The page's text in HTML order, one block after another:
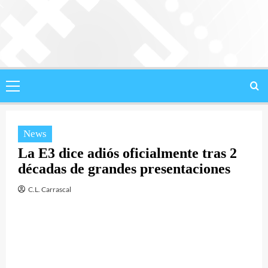
principal
News
La E3 dice adiós oficialmente tras 2
décadas de grandes presentaciones
C.L. Carrascal